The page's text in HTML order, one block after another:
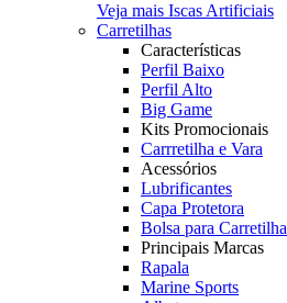
Veja mais Iscas Artificiais
Carretilhas
Características
Perfil Baixo
Perfil Alto
Big Game
Kits Promocionais
Carrretilha e Vara
Acessórios
Lubrificantes
Capa Protetora
Bolsa para Carretilha
Principais Marcas
Rapala
Marine Sports